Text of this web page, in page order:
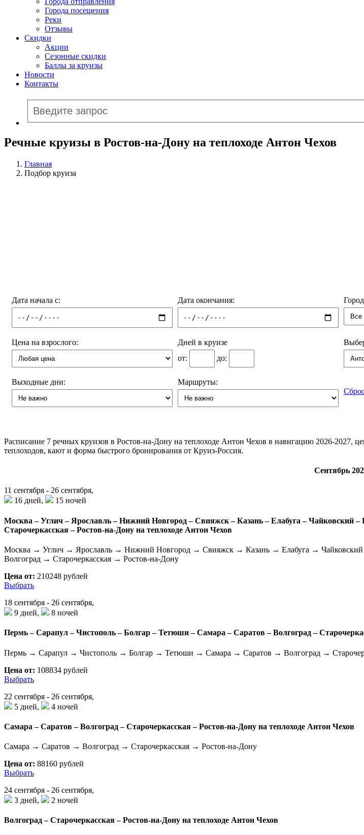
Города посещения
Реки
Отзывы
Скидки
Акции
Сезонные скидки
Баллы за круизы
Новости
Контакты
Речные круизы в Ростов-на-Дону на теплоходе Антон Чехов
Главная
Подбор круиза
Дата начала с: Дата окончания:
Цена на взрослого:
Дней в круизе
от:
до:
Выходные дни:
Маршруты:
Расписание 7 речных круизов в Ростов-на-Дону на теплоходе Антон Чехов в навигацию 2026-2027,
теплоходов, кают и форма быстрого бронирования от Круиз-Россия.
Сентябрь
11 сентября - 26 сентября,
16 дней,
15 ночей
Москва – Углич – Ярославль – Нижний Новгород – Свияжск – Казань – Елабуга – Чайковский
Старочеркасская – Ростов-на-Дону на теплоходе Антон Чехов
Москва → Углич → Ярославль → Нижний Новгород → Свияжск → Казань → Елабуга →
Волгоград → Старочеркасская → Ростов-на-Дону
Цена от: 210248 рублей
Выбрать
18 сентября - 26 сентября,
9 дней,
8 ночей
Пермь – Сарапул – Чистополь – Болгар – Тетюши – Самара – Саратов – Волгоград –
Пермь → Сарапул → Чистополь → Болгар → Тетюши → Самара → Саратов → Волгоград →
Цена от: 108834 рублей
Выбрать
22 сентября - 26 сентября,
5 дней,
4 ночей
Самара – Саратов – Волгоград – Старочеркасская – Ростов-на-Дону на теплоходе Антон Чехов
Самара → Саратов → Волгоград → Старочеркасская → Ростов-на-Дону
Цена от: 88160 рублей
Выбрать
24 сентября - 26 сентября,
3 дней,
2 ночей
Волгоград – Старочеркасская – Ростов-на-Дону на теплоходе Антон Чехов